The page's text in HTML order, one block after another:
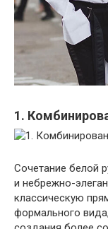
1.
Сочетание белой
и небрежно-
классическую
формального